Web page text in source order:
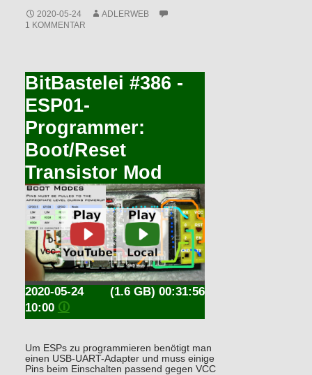
2020-05-24
ADLERWEB
1 KOMMENTAR
BitBastelei #386 -
ESP01-
Programmer:
Boot/Reset
Transistor Mod
(1.6 GB) 00:31:56
2020-05-24
10:00 🛈
Um ESPs zu programmieren benötigt man
einen USB-UART-Adapter und muss einige
Pins beim Einschalten passend gegen VCC